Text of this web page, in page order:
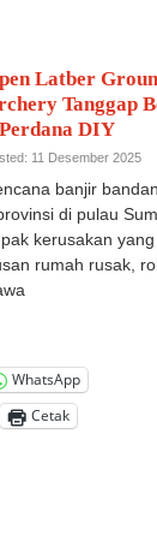
Latber
Tanggap
DIY
11 Desember 2025
banjir
di pulau
kerusakan
rumah rusak,
WhatsApp
Cetak